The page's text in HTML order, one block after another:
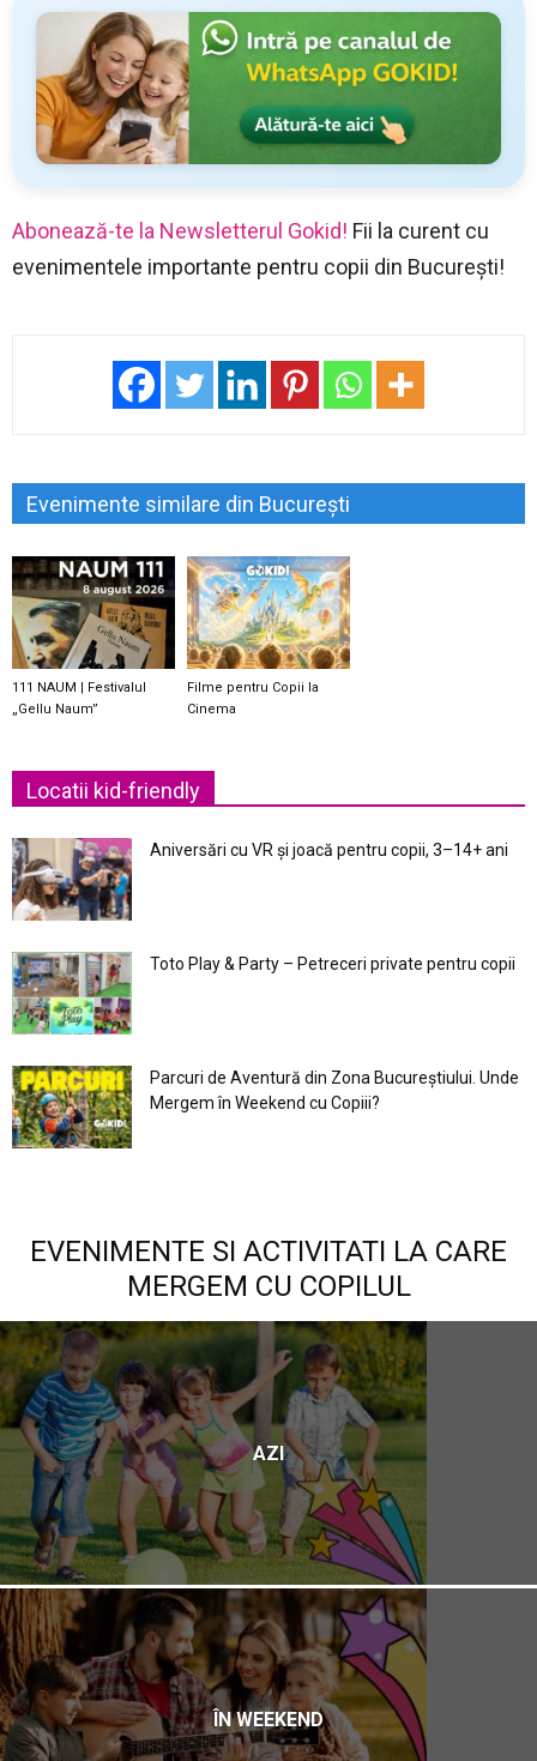
Abonează-te la Newsletterul Gokid! Fii la curent cu
evenimentele importante pentru copii din București!
Evenimente similare din București
111 NAUM | Festivalul
„Gellu Naum”
Filme pentru Copii la
Cinema
Locatii kid-friendly
Aniversări cu VR și joacă pentru copii, 3–14+ ani
Toto Play & Party – Petreceri private pentru copii
Parcuri de Aventură din Zona Bucureştiului. Unde
Mergem în Weekend cu Copiii?
EVENIMENTE SI ACTIVITATI LA CARE
MERGEM CU COPILUL
AZI
ÎN WEEKEND